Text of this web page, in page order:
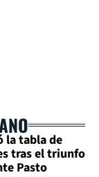
la tabla de
tras el triunfo
Pasto